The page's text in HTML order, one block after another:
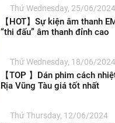
Thứ Wednesday, 25/06/2024
【HOT】Sự kiện âm thanh
“thi đấu” âm thanh đỉnh cao
Thứ Wednesday, 18/06/2024
【TOP 】Dán phim cách
Rịa Vũng Tàu giá tốt nhất
Thứ Thursday, 12/06/2024